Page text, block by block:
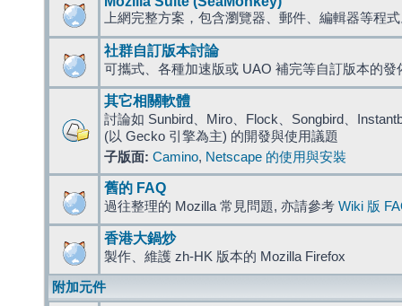
上網完整方案，包含瀏覽器、郵件、編輯器等程
社群自訂版本討論
可攜式、各種加速版或 UAO 補完等自訂版本的發
其它相關軟體
討論如 Sunbird、Miro、Flock、Songbird、
(以 Gecko 引擎為主) 的開發與使用議題
子版面: Camino, Netscape 的使用與安裝
舊的 FAQ
過往整理的 Mozilla 常見問題, 亦請參考 Wiki 版
香港大鍋炒
製作、維護 zh-HK 版本的 Mozilla Firefox
附加元件